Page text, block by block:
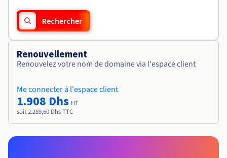
Rechercher
Renouvellement
Renouvelez votre nom de domaine via l'espace client
Me connecter à l'espace client
1.908 Dhs HT
soit 2.289,60 Dhs TTC